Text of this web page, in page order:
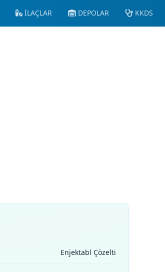
İLAÇLAR DEPOLAR KKDS
Enjektabl Çözelti